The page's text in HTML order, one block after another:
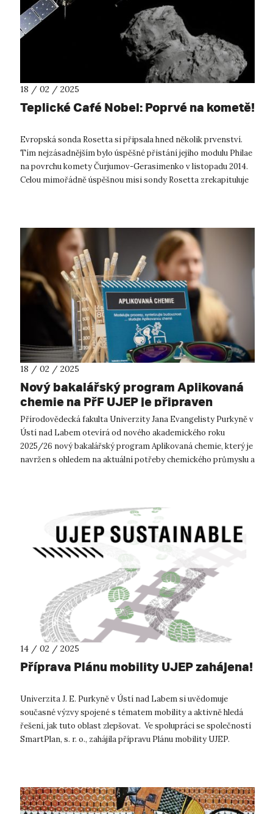
18 / 02 / 2025
Teplické Café Nobel: Poprvé na kometě!
Evropská sonda Rosetta si připsala hned několik prvenství.
Tím nejzásadnějším bylo úspěšné přistání jejího modulu Philae
na povrchu komety Čurjumov-Gerasimenko v listopadu 2014.
Celou mimořádně úspěšnou misi sondy Rosetta zrekapituluje
18 / 02 / 2025
Nový bakalářský program Aplikovaná
chemie na PřF UJEP je připraven
přijmout první studenty
Přírodovědecká fakulta Univerzity Jana Evangelisty Purkyně v
Ústí nad Labem otevírá od nového akademického roku
2025/26 nový bakalářský program Aplikovaná chemie, který je
navržen s ohledem na aktuální potřeby chemického průmyslu a
14 / 02 / 2025
Příprava Plánu mobility UJEP zahájena!
Univerzita J. E. Purkyně v Ústí nad Labem si uvědomuje
současné výzvy spojené s tématem mobility a aktivně hledá
řešení, jak tuto oblast zlepšovat. Ve spolupráci se společností
SmartPlan, s. r. o., zahájila přípravu Plánu mobility UJEP.